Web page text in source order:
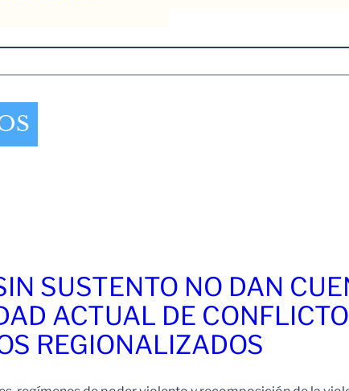
SUSTENTO NO DAN
ACTUAL DE
REGIONALIZADOS